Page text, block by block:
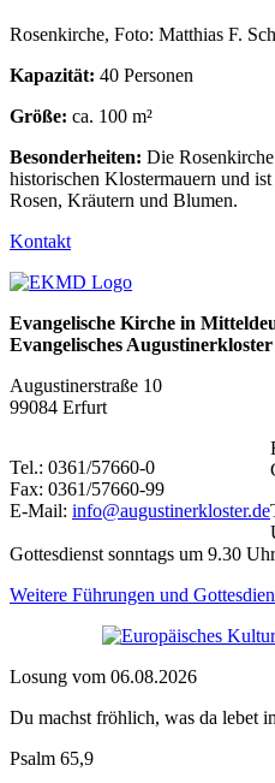
Rosenkirche, Foto: Matthias F.
Kapazität: 40 Personen
Größe: ca. 100 m²
Besonderheiten: Die
historischen Klostermauern und
Rosen, Kräutern und Blumen.
Kontakt
Evangelische Kirche in
Evangelisches
Augustinerstraße 10
99084 Erfurt
Tel.: 0361/57660-0
Fax: 0361/57660-99
E-Mail: info@augustinerkloster.de
Gottesdienst sonntags um 9.30 Uhr
Weitere Führungen und
Losung vom 06.08.2026
Du machst fröhlich, was da lebet
Psalm 65,9